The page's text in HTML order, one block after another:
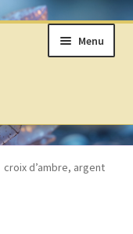
Menu
croix d’ambre, argent